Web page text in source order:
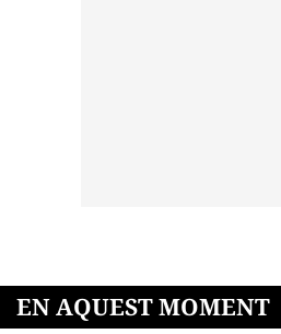
EN AQUEST MOMENT